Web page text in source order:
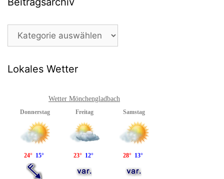
Beitragsarchiv
Lokales Wetter
Wetter Mönchengladbach